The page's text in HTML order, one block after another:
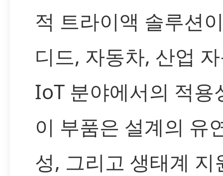
적 트라이액 솔루션
디드, 자동차, 산업
IoT 분야에서의 적용
이 부품은 설계의 유
성, 그리고 생태계 지